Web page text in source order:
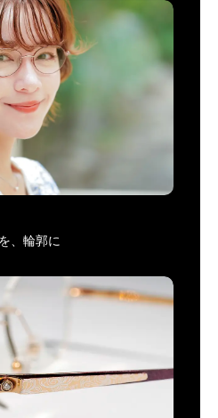
、輪郭に